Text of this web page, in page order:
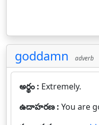
goddamn adverb
అర్థం : Extremely.
ఉదాహరణ : You are